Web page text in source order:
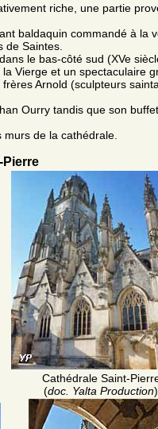
riche, une partie
baldaquin commandé à la
de Saintes.
le bas-côté sud (XVe
Vierge et un spectaculaire
Arnold (sculpteurs
Ourry tandis que son
de la cathédrale.
Pierre
Cathédrale Saint-
(doc. Yalta Production)